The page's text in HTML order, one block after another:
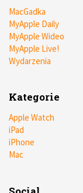
MacGadka
MyApple Daily
MyApple Wideo
MyApple Live!
Wydarzenia
Kategorie
Apple Watch
iPad
iPhone
Mac